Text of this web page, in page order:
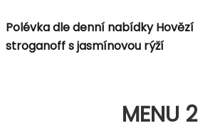
Polévka dle denní nabídky Hovězí
stroganoff s jasmínovou rýží
MENU 2